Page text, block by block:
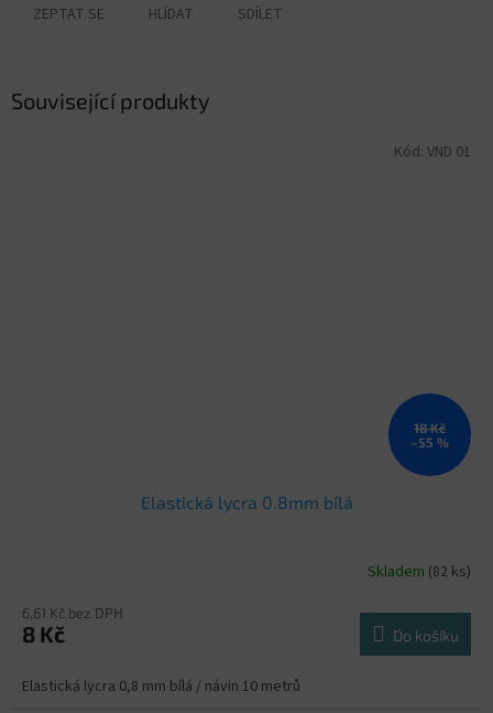
ZEPTAT SE HLÍDAT SDÍLET
Související produkty
18 Kč
–55 %
Elastická lycra 0.8mm bílá
Skladem (82 ks)
6,61 Kč bez DPH
8 Kč Do košíku
Elastická lycra 0,8 mm bílá / návin 10 metrů
Kód: VND 01